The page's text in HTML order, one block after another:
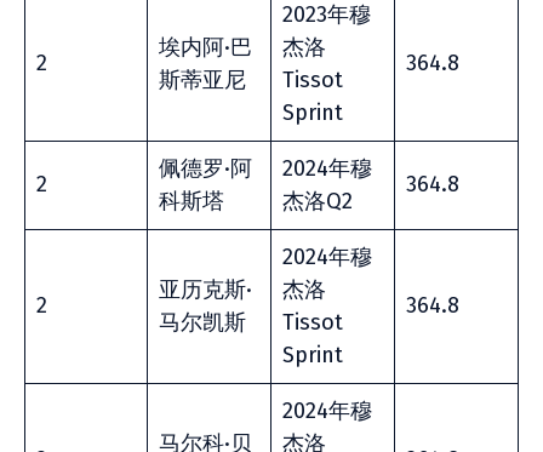
2
埃内阿·巴
斯蒂亚尼
2023年穆
杰洛
Tissot
Sprint
364.8
2
佩德罗·阿
科斯塔
2024年穆
杰洛Q2
364.8
2
亚历克斯·
马尔凯斯
2024年穆
杰洛
Tissot
Sprint
364.8
马尔科·贝
2024年穆
杰洛